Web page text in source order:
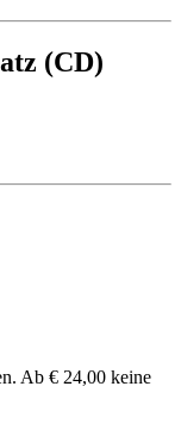
(CD)
Ab € 24,00 keine